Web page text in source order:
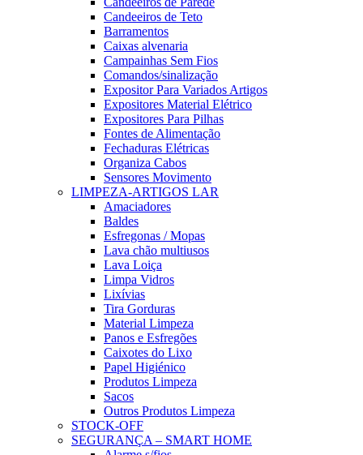
Candeeiros de Teto
Barramentos
Caixas alvenaria
Campainhas Sem Fios
Comandos/sinalização
Expositor Para Variados Artigos
Expositores Material Elétrico
Expositores Para Pilhas
Fontes de Alimentação
Fechaduras Elétricas
Organiza Cabos
Sensores Movimento
LIMPEZA-ARTIGOS LAR
Amaciadores
Baldes
Esfregonas / Mopas
Lava chão multiusos
Lava Loiça
Limpa Vidros
Lixívias
Tira Gorduras
Material Limpeza
Panos e Esfregões
Caixotes do Lixo
Papel Higiénico
Produtos Limpeza
Sacos
Outros Produtos Limpeza
STOCK-OFF
SEGURANÇA – SMART HOME